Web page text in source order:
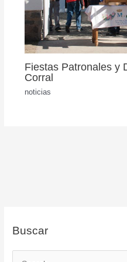
Fiestas Patronales y
Corral
noticias
Buscar